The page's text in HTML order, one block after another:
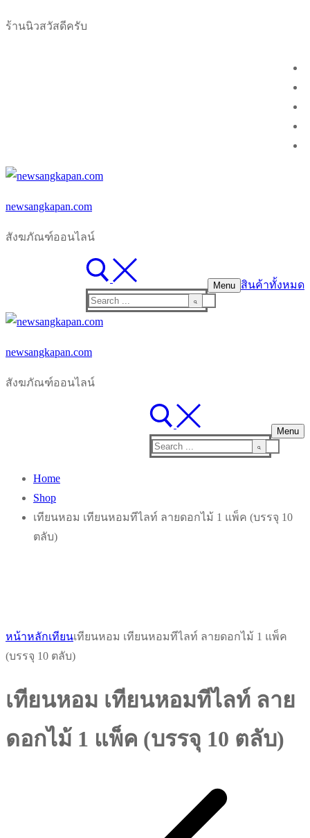
to
ร้านนิวสวัสดีครับ
newsangkapan.com
สังฆภัณฑ์ออนไลน์
Search
for:
Menu สินค้าทั้งหมด
newsangkapan.com
สังฆภัณฑ์ออนไลน์
Search
Menu
Home
Shop
เทียนหอม เทียนหอมทีไลท์ ลายดอกไม้ 1 แพ็ค (บรรจุ 10
ตลับ)
หน้าหลักเทียนเทียนหอม เทียนหอมทีไลท์ ลายดอกไม้ 1 แพ็ค
(บรรจุ 10 ตลับ)
เทียนหอม เทียนหอมทีไลท์ ลาย
ดอกไม้ 1 แพ็ค (บรรจุ 10 ตลับ)